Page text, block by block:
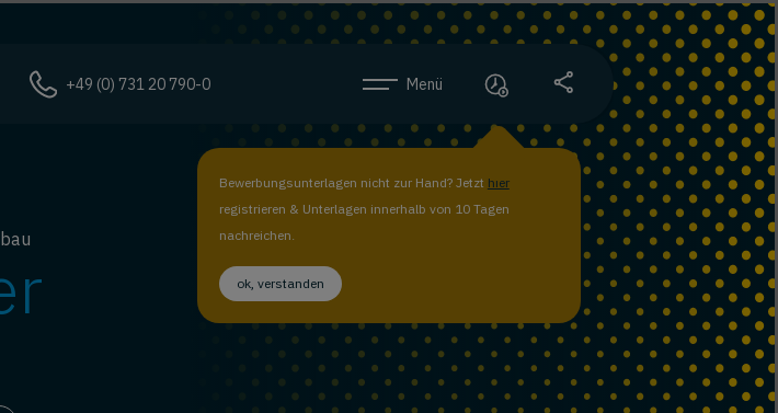
Bewerbungsunterlagen nicht zur Hand? Jetzt hier
registrieren & Unterlagen innerhalb von 10 Tagen
nachreichen.
ok, verstanden
+49 (0) 731 20 790-0 Menü